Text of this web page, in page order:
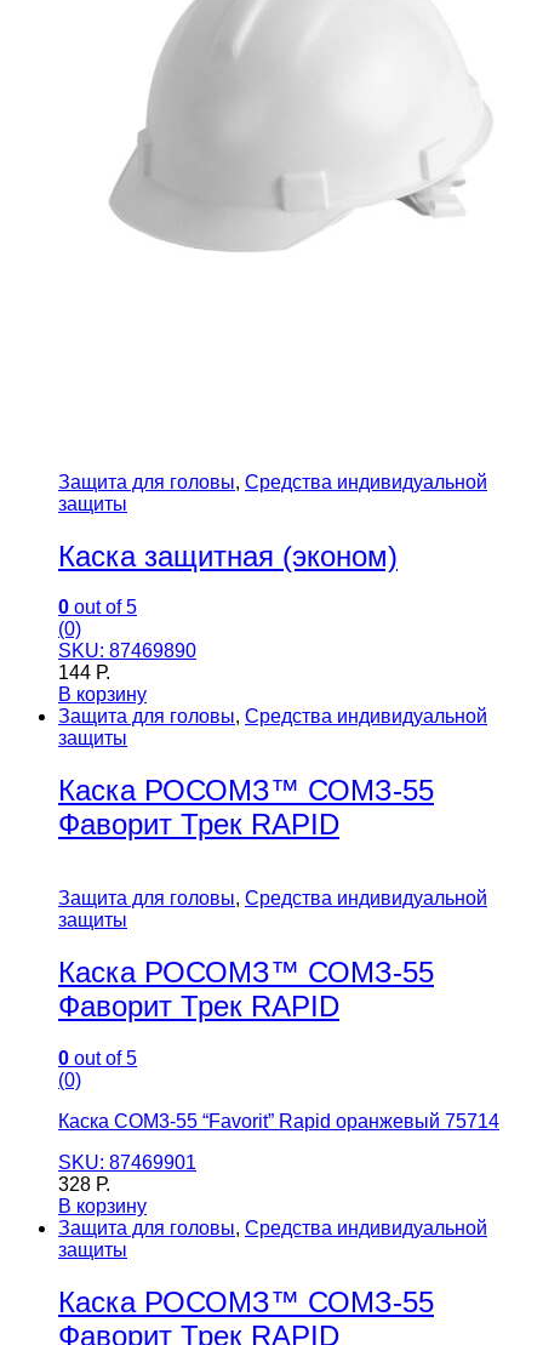
Защита для головы, Средства индивидуальной
защиты
Каска защитная (эконом)
0 out of 5
(0)
SKU: 87469890
144 Р.
В корзину
Защита для головы, Средства индивидуальной
защиты
Каска РОСОМЗ™ СОМЗ-55
Фаворит Трек RAPID
Защита для головы, Средства индивидуальной
защиты
Каска РОСОМЗ™ СОМЗ-55
Фаворит Трек RAPID
0 out of 5
(0)
Каска СОМ3-55 “Favorit” Rapid оранжевый 75714
SKU: 87469901
328 Р.
В корзину
Защита для головы, Средства индивидуальной
защиты
Каска РОСОМЗ™ СОМЗ-55
Фаворит Трек RAPID